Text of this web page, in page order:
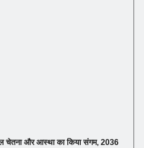
चेतना और आस्था का किया संगम, 2036